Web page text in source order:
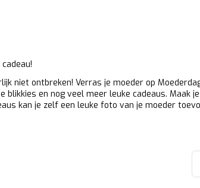
niet ontbreken! Verras je moeder op
en nog veel meer leuke cadeaus. Maak
kan je zelf een leuke foto van je moeder